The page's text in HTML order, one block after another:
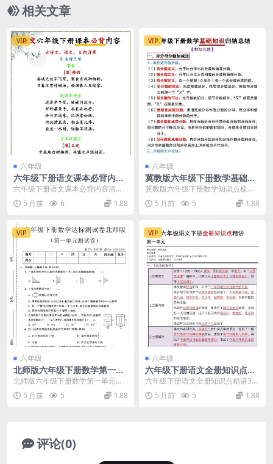
相关文章
VIP
六年级
六年级下册语文课本必背内容
汇总（古诗词及重点课文默写
电子版）
六年级下册语文课本必背内容清单
进入六年级下学期，语文学科的复
习任务逐渐加重。这...
5 月前 6 1.88
VIP
六年级
冀教版六年级下册数学基础知
识归纳总结（全册重点考点汇
总）
冀教版六年级下册数学知识点梳理
面对即将到来的毕业复习，冀教版
六年级下册数学基础...
5 月前 5 1.88
VIP
六年级
北师版六年级下册数学第一单
元《圆柱和圆锥》达标测试卷
电子版下载
北师版六年级下册数学第一单元达
标测试卷详情 进入六年级下学期，
圆柱和圆锥是北师大...
5 月前 5 1.88
VIP
六年级
六年级下册语文全册知识点深
度精讲33页（期末总复习与考
点归纳）电子版
六年级下册语文全册知识点精讲33
页详情介绍 面临毕业考和小升初的
关键阶段，六年级...
5 月前 5 1.88
评论(0)